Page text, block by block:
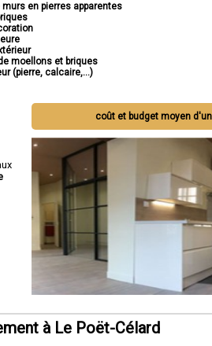
murs en pierres apparentes
moellons et briques
(pierre, calcaire,...)
coût et budget moyen
à Le Poët-Célard